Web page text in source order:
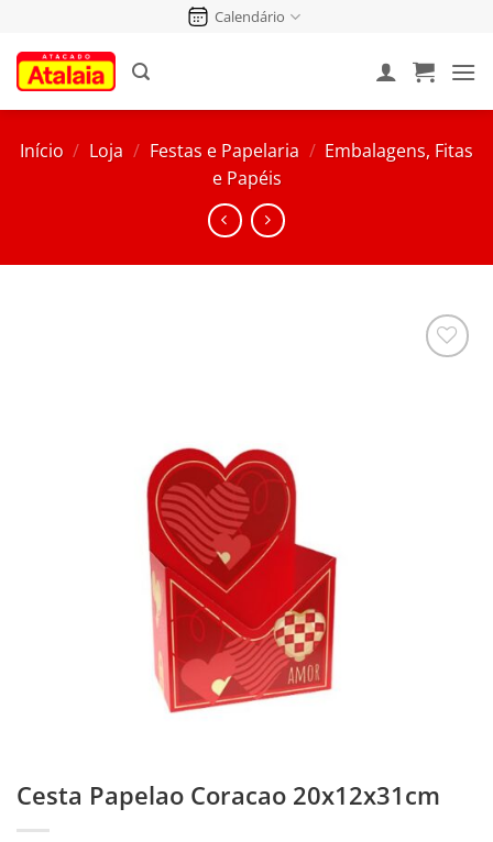
conteúdo
Calendário
Início / Loja / Festas e Papelaria / Embalagens, Fitas
e Papéis
Cesta Papelao Coracao 20x12x31cm